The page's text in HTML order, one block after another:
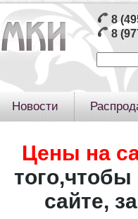
8
8
Новости
Цены на
того,чтобы
сайте,